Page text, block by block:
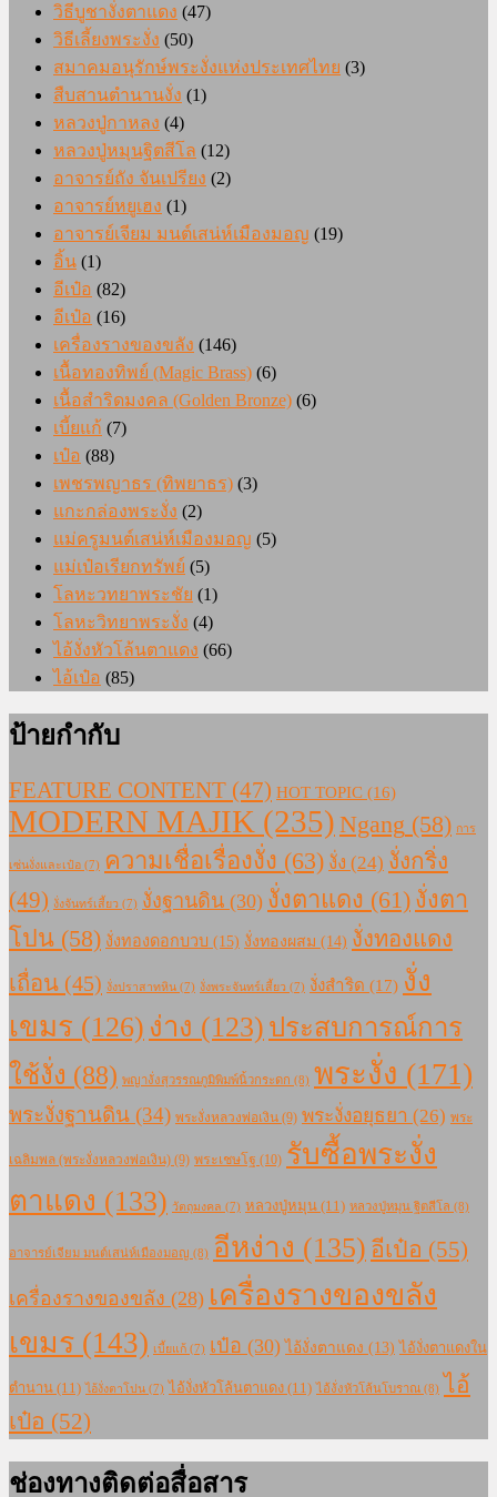
วิธีบูชางั่งตาแดง (47)
วิธีเลี้ยงพระงั่ง (50)
สมาคมอนุรักษ์พระงั่งแห่งประเทศไทย (3)
สืบสานตำนานงั่ง (1)
หลวงปู่กาหลง (4)
หลวงปู่หมุนฐิตสีโล (12)
อาจารย์ถัง จันเปรียง (2)
อาจารย์หยูเฮง (1)
อาจารย์เจียม มนต์เสน่ห์เมืองมอญ (19)
อิ้น (1)
อีเป๋อ (82)
อีเป๋อ (16)
เครื่องรางของขลัง (146)
เนื้อทองทิพย์ (Magic Brass) (6)
เนื้อสำริดมงคล (Golden Bronze) (6)
เบี้ยแก้ (7)
เป๋อ (88)
เพชรพญาธร (ทิพยาธร) (3)
แกะกล่องพระงั่ง (2)
แม่ครูมนต์เสน่ห์เมืองมอญ (5)
แม่เป๋อเรียกทรัพย์ (5)
โลหะวทยาพระชัย (1)
โลหะวิทยาพระงั่ง (4)
ไอ้งั่งหัวโล้นตาแดง (66)
ไอ้เป๋อ (85)
ป้ายกำกับ
FEATURE CONTENT (47) HOT TOPIC (16)
MODERN MAJIK (235) Ngang (58) การ
เซ่นงั่งและเป๋อ (7) ความเชื่อเรื่องงั่ง (63) งั่ง (24) งั่งกริ่ง
(49) งั่งจันทร์เสี้ยว (7) งั่งฐานดิน (30) งั่งตาแดง (61) งั่งตา
โปน (58) งั่งทองดอกบวบ (15) งั่งทองผสม (14) งั่งทองแดง
เถื่อน (45) งั่งปราสาทหิน (7) งั่งพระจันทร์เสี้ยว (7) งั่งสำริด (17) งั่ง
เขมร (126) ง่าง (123) ประสบการณ์การ
ใช้งั่ง (88) พญางั่งสุวรรณภูมิพิมพ์นิ้วกระดก (8) พระงั่ง (171)
พระงั่งฐานดิน (34) พระงั่งหลวงพ่อเงิน (9) พระงั่งอยุธยา (26) พระ
เฉลิมพล (พระงั่งหลวงพ่อเงิน) (9) พระเชษโฐ (10) รับซื้อพระงั่ง
ตาแดง (133) วัตถุมงคล (7) หลวงปู่หมุน (11) หลวงปู่หมุน ฐิตสีโล (8)
อาจารย์เจียม มนต์เสน่ห์เมืองมอญ (8) อีหง่าง (135) อีเป๋อ (55)
เครื่องรางของขลัง (28) เครื่องรางของขลัง
เขมร (143) เบี้ยแก้ (7) เป๋อ (30) ไอ้งั่งตาแดง (13) ไอ้งั่งตาแดงใน
ตำนาน (11) ไอ้งั่งตาโปน (7) ไอ้งั่งหัวโล้นตาแดง (11) ไอ้งั่งหัวโล้นโบราณ (8) ไอ้
เป๋อ (52)
ช่องทางติดต่อสื่อสาร